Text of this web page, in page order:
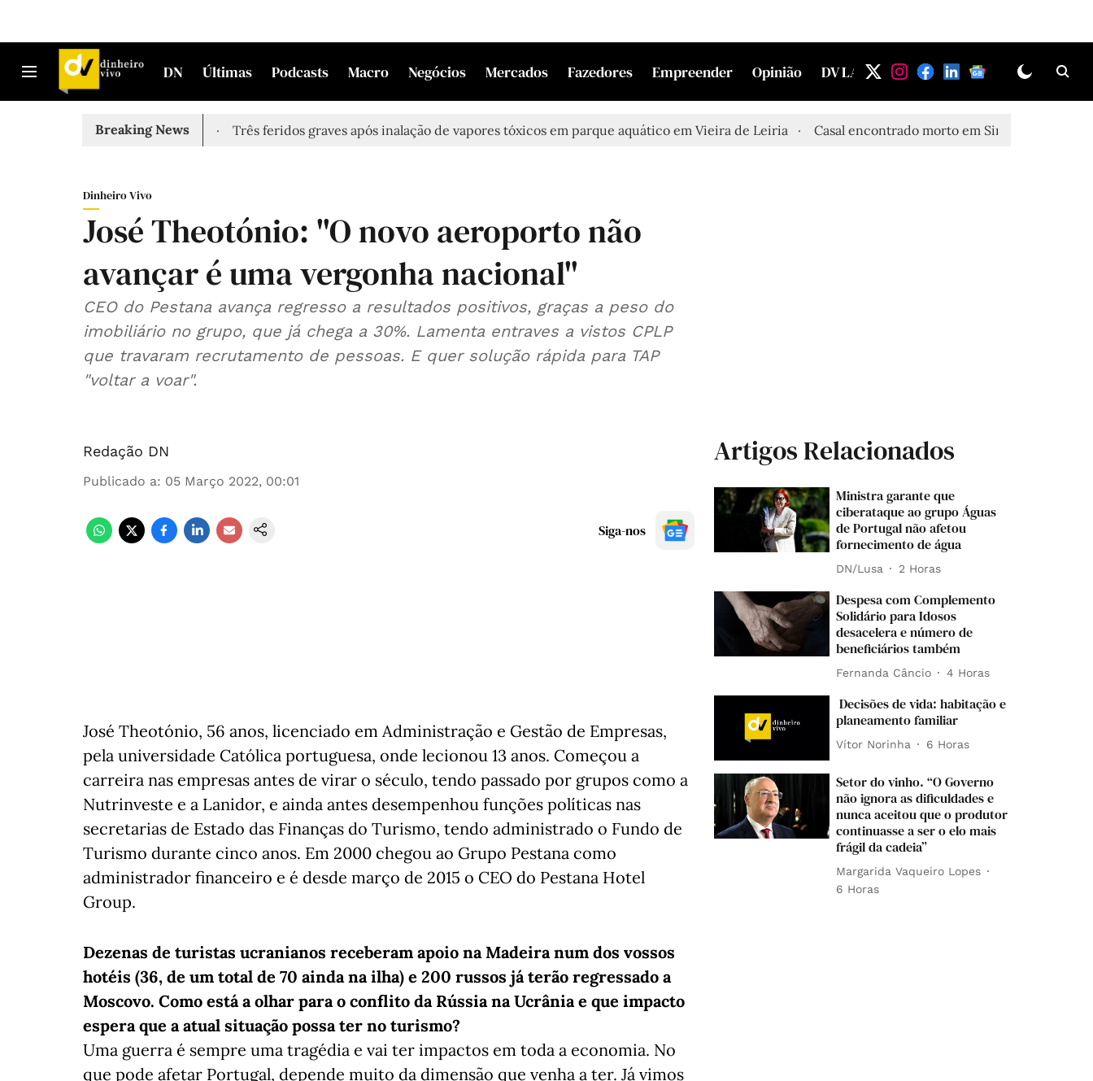
DN Últimas Podcasts Macro Negócios Mercados Fazedores Empreender Opinião DV LAB
Breaking News
encontrado morto em Sintra Três feridos graves após inalação de vapores tóxicos em parque aquático em Vieira de Leiria Casal encontrado morto em Sintra
Dinheiro Vivo
José Theotónio: "O novo aeroporto não
avançar é uma vergonha nacional"
CEO do Pestana avança regresso a resultados positivos, graças a peso do
imobiliário no grupo, que já chega a 30%. Lamenta entraves a vistos CPLP
que travaram recrutamento de pessoas. E quer solução rápida para TAP
"voltar a voar".
Redação DN
Publicado a: 05 Março 2022, 00:01
Siga-nos
José Theotónio, 56 anos, licenciado em Administração e Gestão de Empresas,
pela universidade Católica portuguesa, onde lecionou 13 anos. Começou a
carreira nas empresas antes de virar o século, tendo passado por grupos como a
Nutrinveste e a Lanidor, e ainda antes desempenhou funções políticas nas
secretarias de Estado das Finanças do Turismo, tendo administrado o Fundo de
Turismo durante cinco anos. Em 2000 chegou ao Grupo Pestana como
administrador financeiro e é desde março de 2015 o CEO do Pestana Hotel
Group.
Dezenas de turistas ucranianos receberam apoio na Madeira num dos vossos
hotéis (36, de um total de 70 ainda na ilha) e 200 russos já terão regressado a
Moscovo. Como está a olhar para o conflito da Rússia na Ucrânia e que impacto
espera que a atual situação possa ter no turismo?
Uma guerra é sempre uma tragédia e vai ter impactos em toda a economia. No
que pode afetar Portugal, depende muito da dimensão que venha a ter. Já vimos
Artigos Relacionados
Ministra garante que
ciberataque ao grupo Águas
de Portugal não afetou
fornecimento de água
DN/Lusa 2 Horas
Despesa com Complemento
Solidário para Idosos
desacelera e número de
beneficiários também
Fernanda Câncio 4 Horas
Decisões de vida: habitação e
planeamento familiar
Vítor Norinha 6 Horas
Setor do vinho. “O Governo
não ignora as dificuldades e
nunca aceitou que o produtor
continuasse a ser o elo mais
frágil da cadeia”
Margarida Vaqueiro Lopes
6 Horas